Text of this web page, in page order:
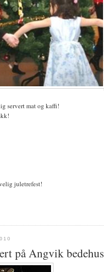
servert mat og kaffi!
juletrefest!
på Angvik bedehus